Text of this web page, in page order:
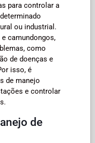
para controlar a
ou industrial.
camundongos,
como
de doenças e
isso, é
de manejo
e controlar
de